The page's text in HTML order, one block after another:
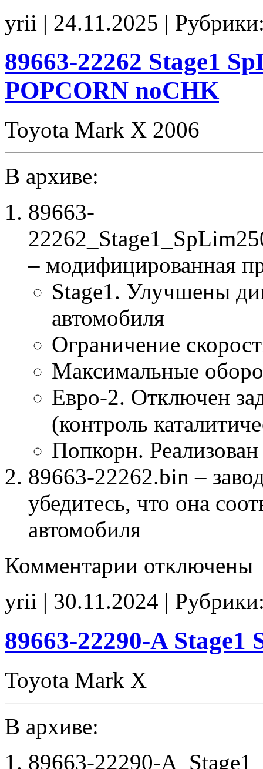
Stage1
E2
SpLim250
POPCORN
noCHK
yrii | 24.11.2025 |
89663-22262 Stage1
POPCORN noCHK
Toyota Mark X 2006
В архиве:
89663-
– модифицированная
Stage1. Улучшены
автомобиля
Ограничение
Максимальные
Евро-2. Отключен
(контроль
Попкорн.
89663-22262.bin –
убедитесь, что она
автомобиля
Комментарии записи
Stage1
SpLim250
E2
POPCORN
noCHK
отключены
yrii | 30.11.2024 |
89663-22290-A
Toyota Mark X
В архиве:
89663-22290-